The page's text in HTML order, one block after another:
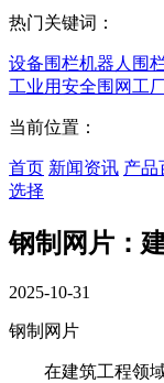
热门关键词：
设备围栏机器人围
工业用安全围网 工
当前位置：
首页 新闻资讯 产品
选择
钢制网片：
2025-10-31
钢制网片
在建筑工程领域